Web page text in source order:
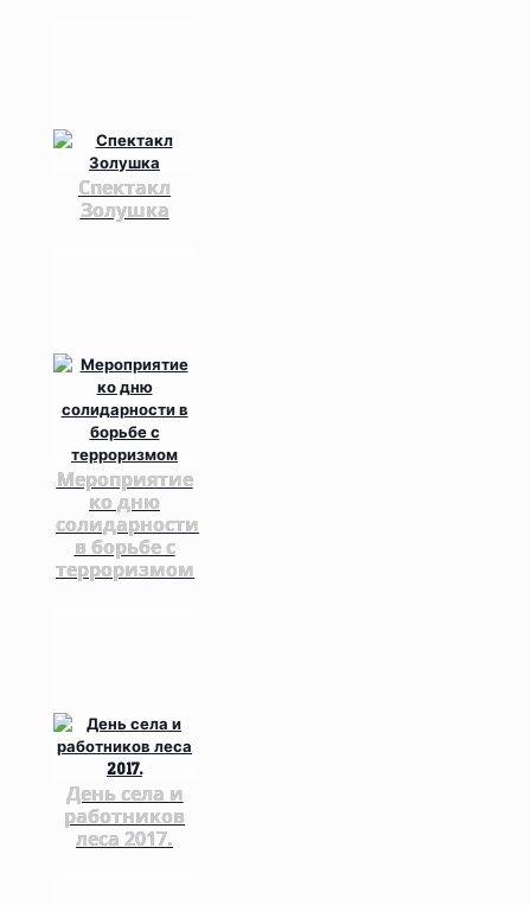
Спектакл
Золушка
Мероприятие
ко дню
солидарности
в борьбе с
терроризмом
День села и
работников
леса 2017.